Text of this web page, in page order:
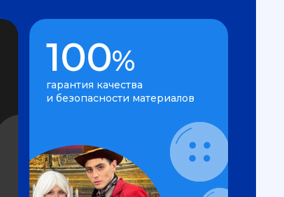
100%
гарантия качества
и безопасности материалов